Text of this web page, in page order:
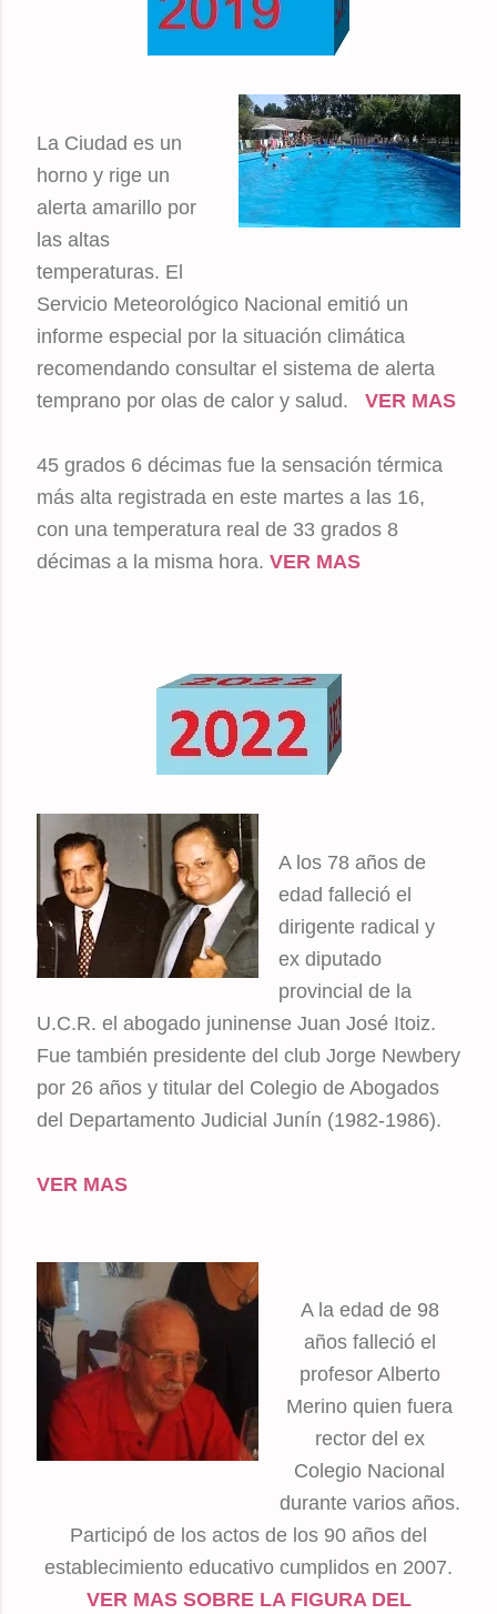
La Ciudad es un
horno y rige un
alerta amarillo por
las altas
temperaturas. El
Servicio Meteorológico Nacional emitió un
informe especial por la situación climática
recomendando consultar el sistema de alerta
temprano por olas de calor y salud.
VER MAS
45 grados 6 décimas fue la sensación térmica
más alta registrada en este martes a las 16,
con una temperatura real de 33 grados 8
décimas a la misma hora. VER MAS
A los 78 años de
edad falleció el
dirigente radical y
ex diputado
provincial de la
U.C.R. el abogado juninense Juan José Itoiz.
Fue también presidente del club Jorge Newbery
por 26 años y titular del Colegio de Abogados
del Departamento Judicial Junín (1982-1986).
VER MAS
A la edad de 98
años falleció el
profesor Alberto
Merino quien fuera
rector del ex
Colegio Nacional
durante varios años.
Participó de los actos de los 90 años del
establecimiento educativo cumplidos en 2007.
VER MAS SOBRE LA FIGURA DEL